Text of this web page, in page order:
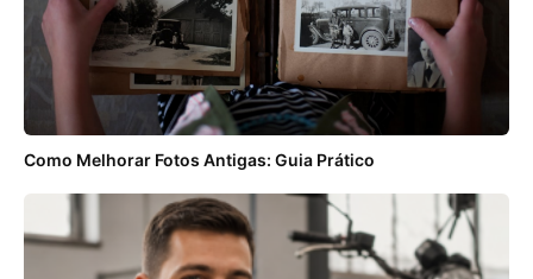
Como Melhorar Fotos Antigas: Guia Prático